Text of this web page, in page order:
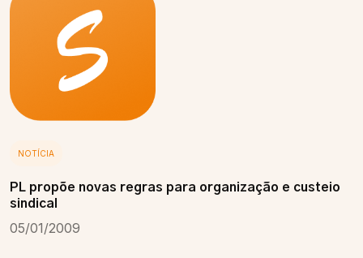
NOTÍCIA
PL propõe novas regras para organização e custeio
sindical
05/01/2009